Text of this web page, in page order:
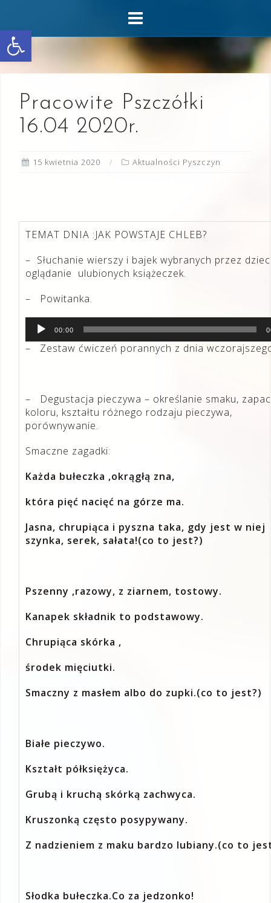
Otwórz pasek narzędzi
content
Pracowite Pszczółki
16.04 2020r.
15 kwietnia 2020 Aktualności Pyszczyn
TEMAT DNIA :JAK POWSTAJE CHLEB?
– Słuchanie wierszy i bajek wybranych przez
oglądanie ulubionych książeczek.
– Powitanka.
Odtwarzacz
plików
dźwiękowych
00:00
– Zestaw ćwiczeń porannych z dnia
– Degustacja pieczywa – określanie smaku,
koloru, kształtu różnego rodzaju pieczywa,
porównywanie.
Smaczne zagadki:
Każda bułeczka ,okrągłą zna,
która pięć nacięć na górze ma.
Jasna, chrupiąca i pyszna taka, gdy jest w niej
szynka, serek, sałata!(co to jest?)
Pszenny ,razowy, z ziarnem, tostowy.
Kanapek składnik to podstawowy.
Chrupiąca skórka ,
środek mięciutki.
Smaczny z masłem albo do zupki.(co to jest?)
Białe pieczywo.
Kształt półksiężyca.
Grubą i kruchą skórką zachwyca.
Kruszonką często posypywany.
Z nadzieniem z maku bardzo lubiany.(co to
Słodka bułeczka.Co za jedzonko!